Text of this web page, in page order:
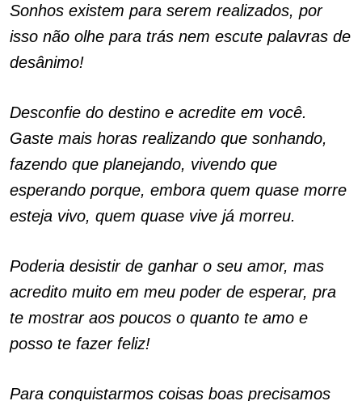
Sonhos existem para serem realizados, por
isso não olhe para trás nem escute palavras de
desânimo!
Desconfie do destino e acredite em você.
Gaste mais horas realizando que sonhando,
fazendo que planejando, vivendo que
esperando porque, embora quem quase morre
esteja vivo, quem quase vive já morreu.
Poderia desistir de ganhar o seu amor, mas
acredito muito em meu poder de esperar, pra
te mostrar aos poucos o quanto te amo e
posso te fazer feliz!
Para conquistarmos coisas boas precisamos